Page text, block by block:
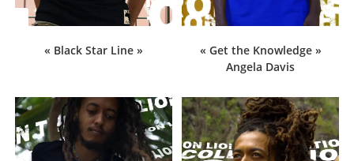
« Black Star Line »
« Get the Knowledge »
Angela Davis